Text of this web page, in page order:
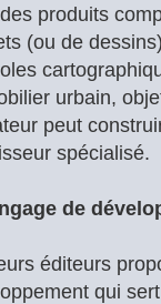
produits
(ou de
urbain,
peut
spécialisé.
de
éditeurs
qui